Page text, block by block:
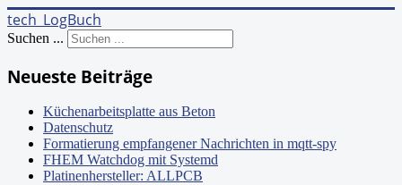
tech_LogBuch
Suchen ...
Neueste Beiträge
Küchenarbeitsplatte aus Beton
Datenschutz
Formatierung empfangener Nachrichten in mqtt-spy
FHEM Watchdog mit Systemd
Platinenhersteller: ALLPCB